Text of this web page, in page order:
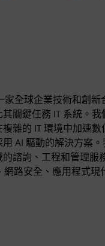
家全球企業技術和創
關鍵任務 IT 系統。我
雜的 IT 環境中加速數
AI 驅動的解決方案。
諮詢、工程和管理服
網路安全、應用程式現